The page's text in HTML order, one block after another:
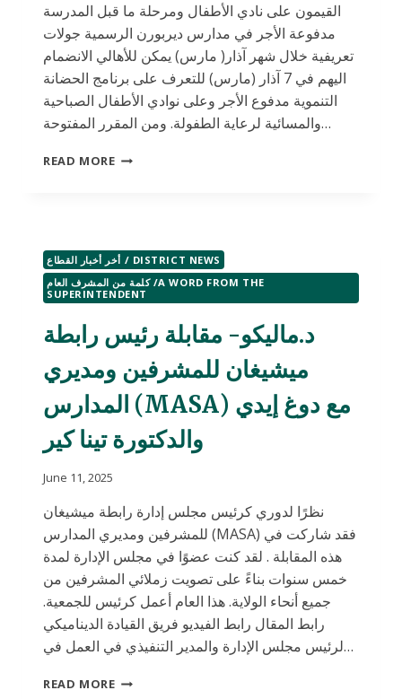
القيمون على نادي الأطفال ومرحلة ما قبل المدرسة
مدفوعة الأجر في مدارس ديربورن الرسمية جولات
تعريفية خلال شهر آذار( مارس) يمكن للأهالي الانضمام
اليهم في 7 آذار (مارس) للتعرف على برنامج الحضانة
التنموية مدفوع الأجر وعلى نوادي الأطفال الصباحية
والمسائية لرعاية الطفولة. ومن المقرر المفتوحة…
READ MOREد.
يعقد
القيمون
على
نادي
ومرحلة
قبل
المدرسة
مدفوعة
جولات
مارس)
أخر أخبار القطاع / DISTRICT NEWS
كلمة من المشرف العام /A WORD FROM THE
SUPERINTENDENT
د.ماليكو- مقابلة رئيس رابطة
ميشيغان للمشرفين ومديري
المدارس (MASA) مع دوغ إيدي
والدكتورة تينا كير
June 11, 2025
نظرًا لدوري كرئيس مجلس إدارة رابطة ميشيغان
للمشرفين ومديري المدارس (MASA) فقد شاركت في
هذه المقابلة . لقد كنت عضوًا في مجلس الإدارة لمدة
خمس سنوات بناءً على تصويت زملائي المشرفين من
جميع أنحاء الولاية. هذا العام أعمل كرئيس للجمعية.
رابط المقال رابط الفيديو فريق القيادة الديناميكي
لرئيس مجلس الإدارة والمدير التنفيذي في العمل في…
READ MOREد.ماليكو-